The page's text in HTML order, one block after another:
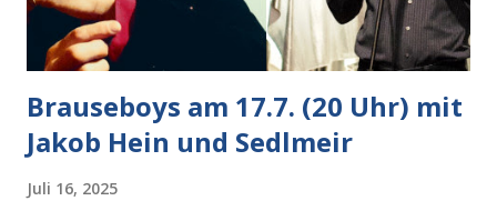
und Bjarne Haus der Sinne (Ystader St...
Brauseboys am 17.7. (20 Uhr) mit
Jakob Hein und Sedlmeir
Juli 16, 2025